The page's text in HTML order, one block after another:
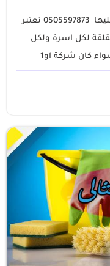
المياة هبة من الله لابد من المحافظة عليها 0505597873 تعتبر
لكل اسرة ولكل
كان شركة او1